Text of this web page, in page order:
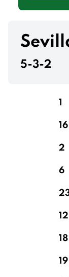
5-3-2
1
16
2
6
12
18
19